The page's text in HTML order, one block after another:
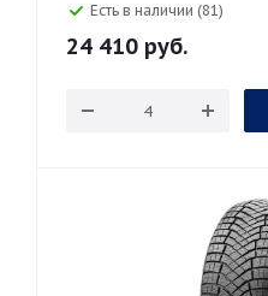
Есть в наличии (81)
24 410 руб.